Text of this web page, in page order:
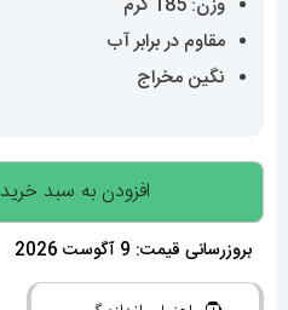
مقاوم در برابر آب
نگین مخراج
ساعت
رولکس
مدل
ساب
افزودن به سبد خرید
بروزرسانی قیمت: 9 آگوست 2026